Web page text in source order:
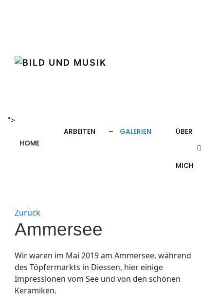
">
HOME
ARBEITEN GALERIEN ÜBER
MICH
Zurück
Ammersee
Wir waren im Mai 2019 am Ammersee, während
des Töpfermarkts in Diessen, hier einige
Impressionen vom See und von den schönen
Keramiken.